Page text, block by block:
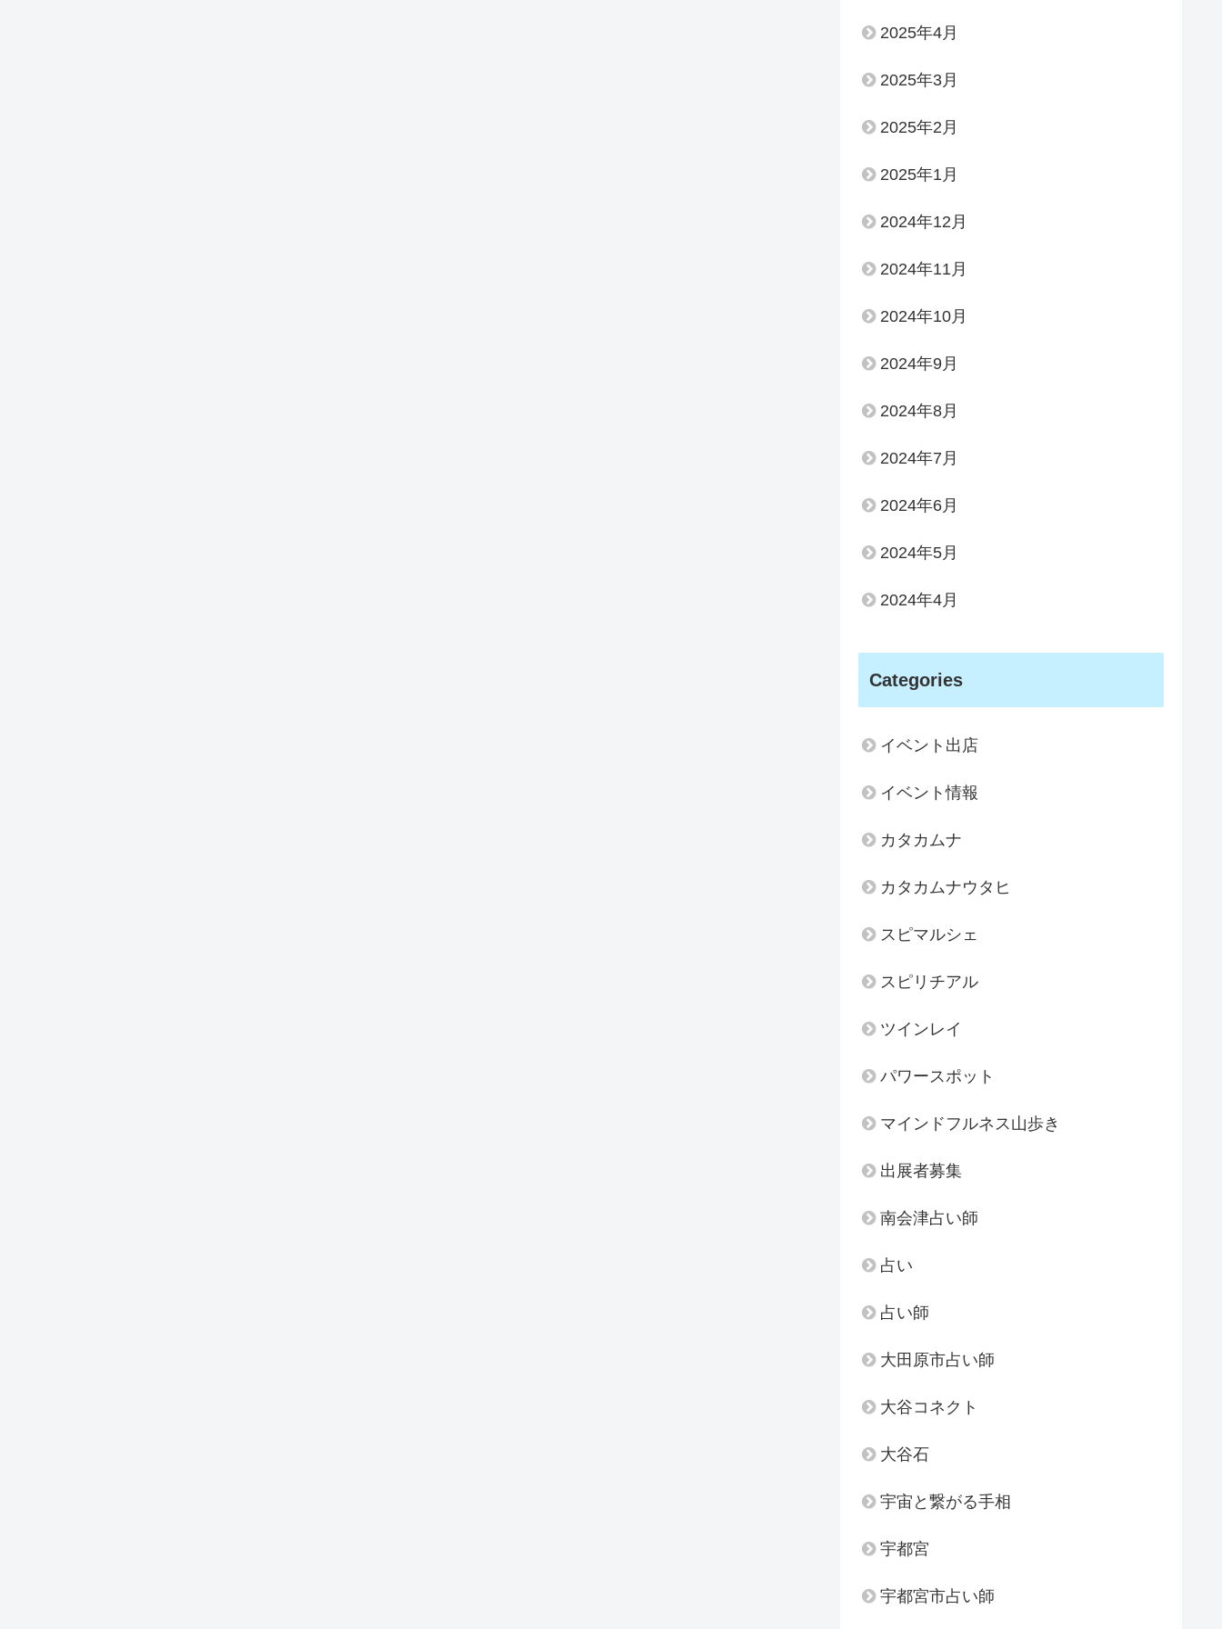
2025年4月
2025年3月
2025年2月
2025年1月
2024年12月
2024年11月
2024年10月
2024年9月
2024年8月
2024年7月
2024年6月
2024年5月
2024年4月
Categories
イベント出店
イベント情報
カタカムナ
カタカムナウタヒ
スピマルシェ
スピリチアル
ツインレイ
パワースポット
マインドフルネス山歩き
出展者募集
南会津占い師
占い
占い師
大田原市占い師
大谷コネクト
大谷石
宇宙と繋がる手相
宇都宮
宇都宮市占い師